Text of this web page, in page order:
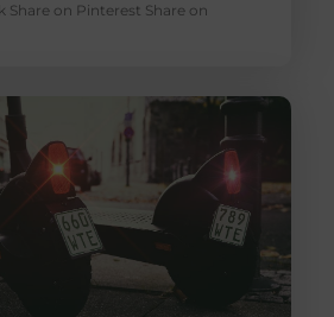
Share on Pinterest Share on